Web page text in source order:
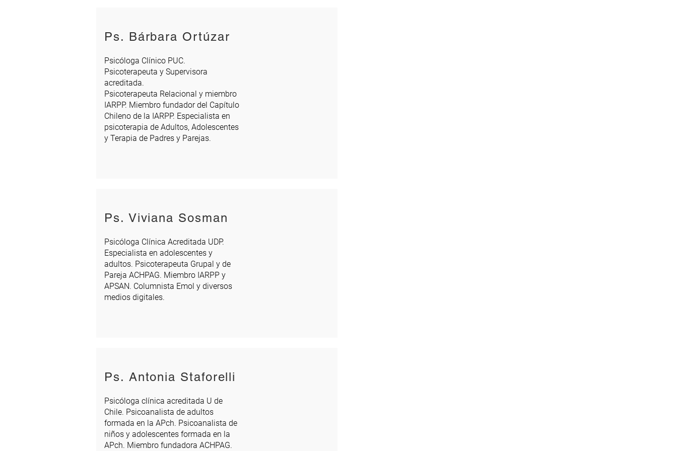
Ps. Bárbara Ortúzar
Psicóloga Clínico PUC.
Psicoterapeuta y Supervisora
acreditada.
Psicoterapeuta Relacional y miembro
IARPP. Miembro fundador del Capítulo
Chileno de la IARPP. Especialista en
psicoterapia de Adultos, Adolescentes
y Terapia de Padres y Parejas.
Ps. Viviana Sosman
Psicóloga Clínica Acreditada UDP.
Especialista en adolescentes y
adultos. Psicoterapeuta Grupal y de
Pareja ACHPAG. Miembro IARPP y
APSAN. Columnista Emol y diversos
medios digitales.
Ps. Antonia Staforelli
Psicóloga clínica acreditada U de
Chile. Psicoanalista de adultos
formada en la APch. Psicoanalista de
niños y adolescentes formada en la
APch. Miembro fundadora ACHPAG.